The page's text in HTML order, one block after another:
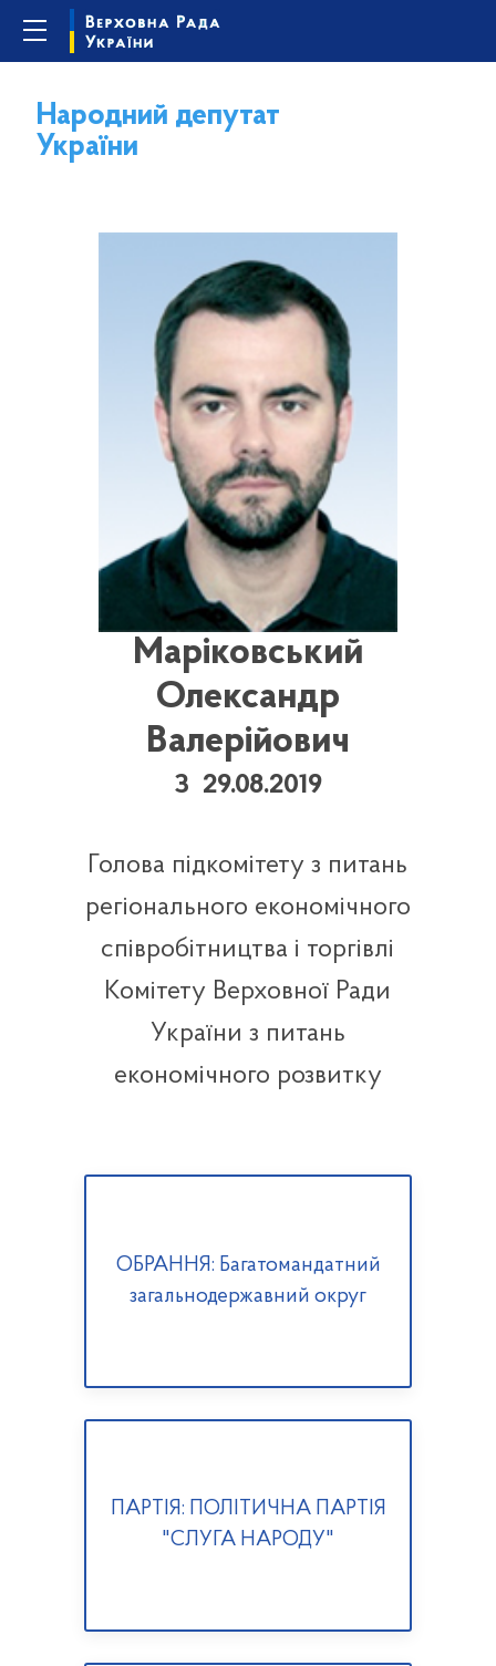
Народний депутат
України
Маріковський
Олександр
Валерійович
З 29.08.2019
Голова підкомітету з питань
регіонального економічного
співробітництва і торгівлі
Комітету Верховної Ради
України з питань
економічного розвитку
ОБРАННЯ: Багатомандатний
загальнодержавний округ
ПАРТІЯ: ПОЛІТИЧНА ПАРТІЯ
"СЛУГА НАРОДУ"